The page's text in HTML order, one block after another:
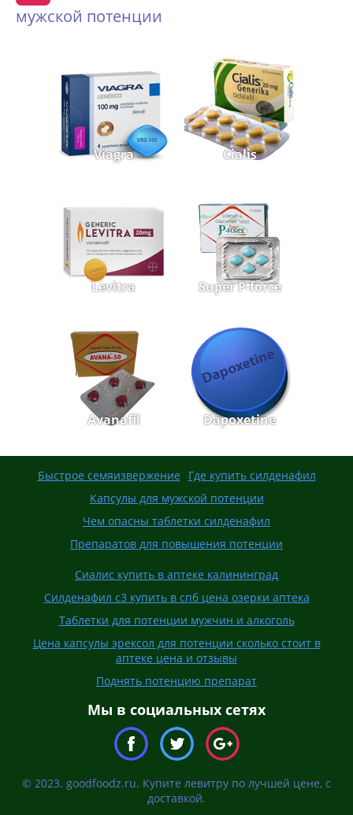
мужской потенции
Viagra Cialis
Levitra Super P-force
Avanafil Dapoxetine
Быстрое семяизвержение
Где купить силденафил
Капсулы для мужской потенции
Чем опасны таблетки силденафил
Препаратов для повышения потенции
Сиалис купить в аптеке калининград
Силденафил с3 купить в спб цена озерки аптека
Таблетки для потенции мужчин и алкоголь
Цена капсулы эрексол для потенции сколько стоит в
аптеке цена и отзывы
Поднять потенцию препарат
Мы в социальных сетях
© 2023. goodfoodz.ru. Купите левитру по лучшей цене, с
доставкой.